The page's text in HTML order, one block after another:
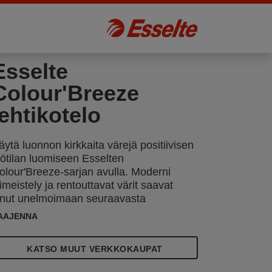
luonnon kirkkaita värejä positiivisen
luomiseen Esselten
sarjan avulla. Moderni
ja rentouttavat värit saavat
unelmoimaan seuraavasta
ja se on suunniteltu
opiskelun tai työn aikana.
Colour'Breeze A4 lehtikotelo on
KATSO MUUT VERKKOKAUPAT